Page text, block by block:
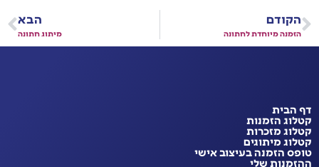
הקודם
הזמנה מיוחדת לחתונה
הבא
מיתוג חתונה
דף הבית
קטלוג הזמנות
קטלוג מזכרות
קטלוג מיתוגים
טופס הזמנה בעיצוב אישי
ההזמנות שלי